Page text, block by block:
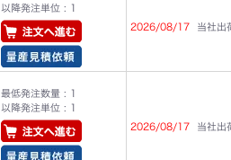
以降発注単位 : 1
2026/08/17
当社出
最低発注数量 : 1
以降発注単位 : 1
2026/08/17
当社出